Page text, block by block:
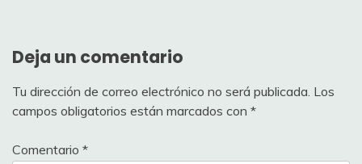
Deja un comentario
Tu dirección de correo electrónico no será publicada. Los
campos obligatorios están marcados con *
Comentario *